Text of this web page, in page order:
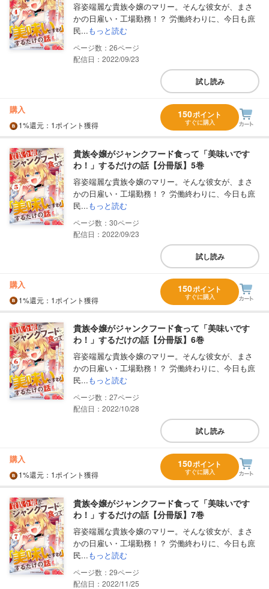
容姿端麗な貴族令嬢のマリー。そんな彼女が、まさ
かの日雇い・工場勤務！？ 労働終わりに、今日も庶
民...もっと読む
26
配信日：2022/09/23
試し読み
購入
1%還元 ：1ポイント獲得
150ポイント
すぐに購入
貴族令嬢がジャンクフード食って「美味いです
わ！」するだけの話【分冊版】5巻
容姿端麗な貴族令嬢のマリー。そんな彼女が、まさ
かの日雇い・工場勤務！？ 労働終わりに、今日も庶
民...もっと読む
30
配信日：2022/09/23
試し読み
購入
1%還元 ：1ポイント獲得
150ポイント
すぐに購入
貴族令嬢がジャンクフード食って「美味いです
わ！」するだけの話【分冊版】6巻
容姿端麗な貴族令嬢のマリー。そんな彼女が、まさ
かの日雇い・工場勤務！？ 労働終わりに、今日も庶
民...もっと読む
27
配信日：2022/10/28
試し読み
購入
1%還元 ：1ポイント獲得
150ポイント
すぐに購入
貴族令嬢がジャンクフード食って「美味いです
わ！」するだけの話【分冊版】7巻
容姿端麗な貴族令嬢のマリー。そんな彼女が、まさ
かの日雇い・工場勤務！？ 労働終わりに、今日も庶
民...もっと読む
29
配信日：2022/11/25